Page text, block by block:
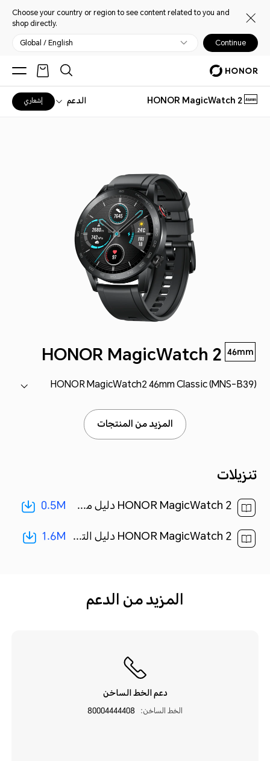
Choose your country or region to see content related to you and
shop directly.
Global / English Continue
‎HONOR MagicWatch 246mm الدعم إشعاري
‎HONOR MagicWatch 246mm
HONOR MagicWatch2 46mm Classic (MNS-B39)
المزيد من المنتجات
تنزيلات
HONOR MagicWatch 2 دليل مستخدم-(04,MNS-B39,ar-EG)[ 0.5M ]
0.5M
HONOR MagicWatch 2 دليل التشغيل السريع-(04,MNS-B39,ar-EG)[ 1.6M ] 1.6M
المزيد من الدعم
دعم الخط الساخن
الخط الساخن: 80004444408